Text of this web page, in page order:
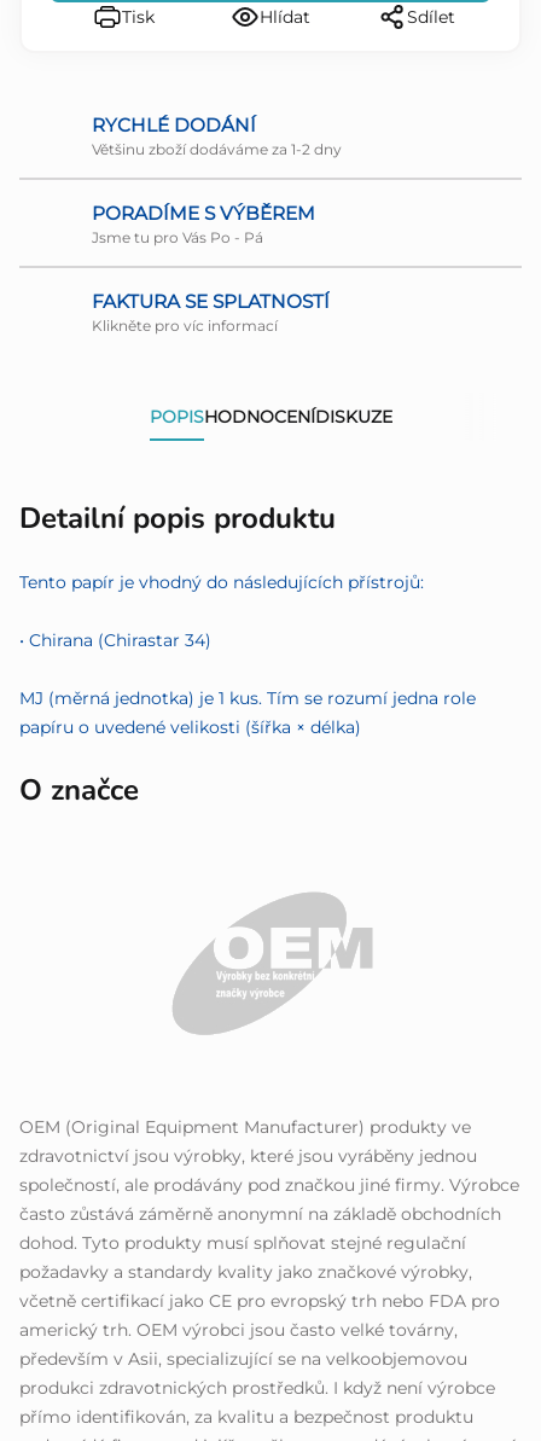
Tisk
Hlídat Sdílet
RYCHLÉ DODÁNÍ
Většinu zboží dodáváme za 1-2 dny
PORADÍME S VÝBĚREM
Jsme tu pro Vás Po - Pá
FAKTURA SE SPLATNOSTÍ
Klikněte pro víc informací
POPISHODNOCENÍDISKUZE
Detailní popis produktu
Tento papír je vhodný do následujících přístrojů:
• Chirana (Chirastar 34)
MJ (měrná jednotka) je 1 kus. Tím se rozumí jedna role
papíru o uvedené velikosti (šířka × délka)
O značce
OEM (Original Equipment Manufacturer) produkty ve
zdravotnictví jsou výrobky, které jsou vyráběny jednou
společností, ale prodávány pod značkou jiné firmy. Výrobce
často zůstává záměrně anonymní na základě obchodních
dohod. Tyto produkty musí splňovat stejné regulační
požadavky a standardy kvality jako značkové výrobky,
včetně certifikací jako CE pro evropský trh nebo FDA pro
americký trh. OEM výrobci jsou často velké továrny,
především v Asii, specializující se na velkoobjemovou
produkci zdravotnických prostředků. I když není výrobce
přímo identifikován, za kvalitu a bezpečnost produktu